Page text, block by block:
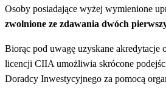
Osoby posiadające wyżej wymienione
zwolnione ze zdawania dwóch
Biorąc pod uwagę uzyskane akredytacje
licencji CIIA umożliwia skrócone
Doradcy Inwestycyjnego za pomocą